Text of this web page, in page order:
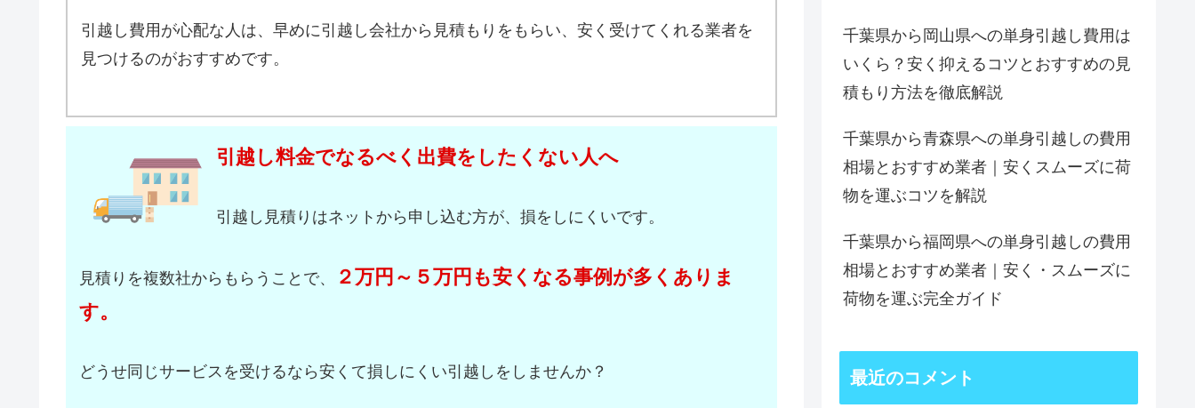
引越し費用が心配な人は、早めに引越し会社から見積もりをもらい、安く受けてくれる業者を
見つけるのがおすすめです。
引越し料金でなるべく出費をしたくない人へ
引越し見積りはネットから申し込む方が、損をしにくいです。
見積りを複数社からもらうことで、
２万円～５万円も安くなる事例が多くありま
す。
どうせ同じサービスを受けるなら安くて損しにくい引越しをしませんか？
千葉県から岡山県への単身引越し費用は
いくら？安く抑えるコツとおすすめの見
積もり方法を徹底解説
千葉県から青森県への単身引越しの費用
相場とおすすめ業者｜安くスムーズに荷
物を運ぶコツを解説
千葉県から福岡県への単身引越しの費用
相場とおすすめ業者｜安く・スムーズに
荷物を運ぶ完全ガイド
最近のコメント